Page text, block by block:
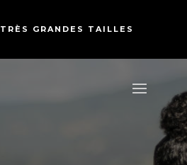
TRÈS GRANDES TAILLES